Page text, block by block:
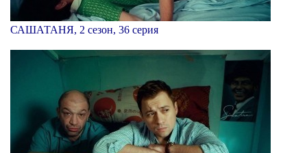
САШАТАНЯ, 2 сезон, 36 серия